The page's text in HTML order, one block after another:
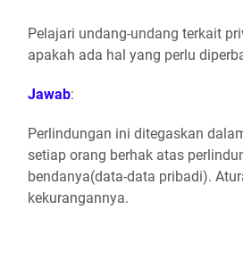
Pelajari undang-undang terkait
apakah ada hal yang perlu
Jawab:
Perlindungan ini ditegaskan
setiap orang berhak atas
bendanya(data-data pribadi).
kekurangannya.